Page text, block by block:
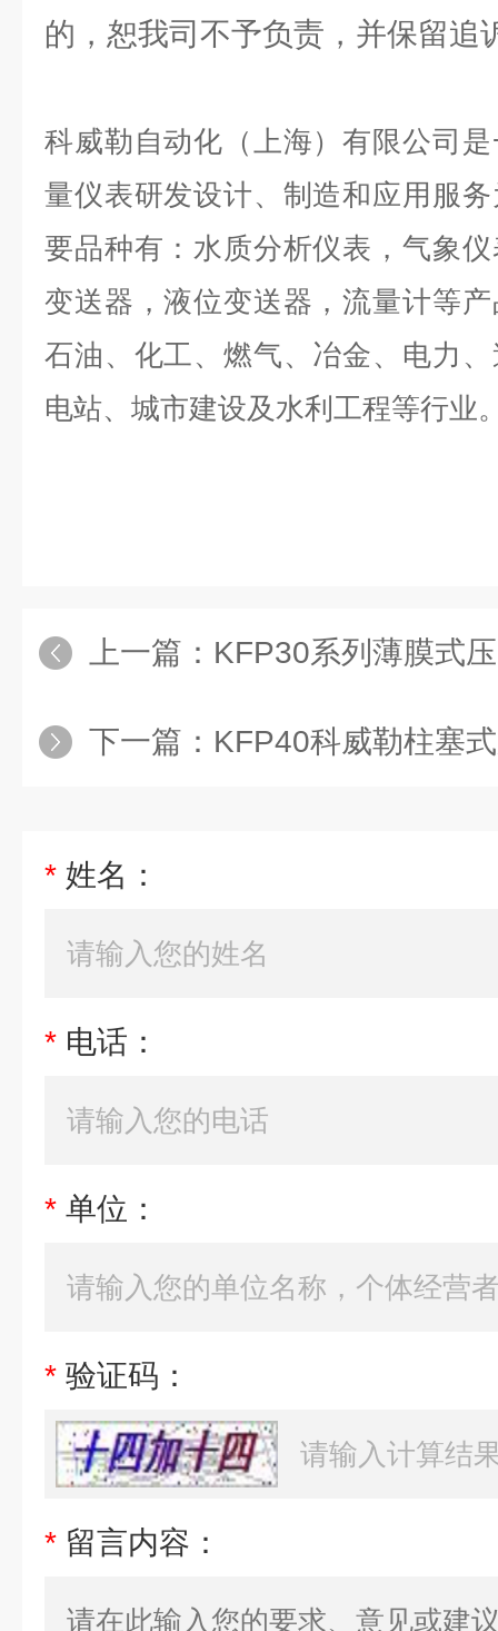
的，恕我司不予负责，并保留追
科威勒自动化（上海）有限公司
量仪表研发设计、制造和应用服
要品种有：水质分析仪表，气象
变送器，液位变送器，流量计等
石油、化工、燃气、冶金、电力
电站、城市建设及水利工程等行业
上一篇： KFP30系列薄膜式
下一篇： KFP40科威勒柱塞
* 姓名：
* 电话：
* 单位：
* 验证码：
* 留言内容：